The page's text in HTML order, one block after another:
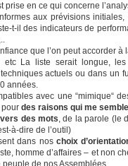
prise en ce qui concerne
aux prévisions
t-il des indicateurs de
que l’on peut accorder
etc La liste serait longue,
actuels ou dans un
années.
avec une “mimique“
des raisons qui me
des mots, de la parole (le
à-dire de l’outil)
dans nos choix
homme d’affaires – et non
peuple de nos Assemblées.